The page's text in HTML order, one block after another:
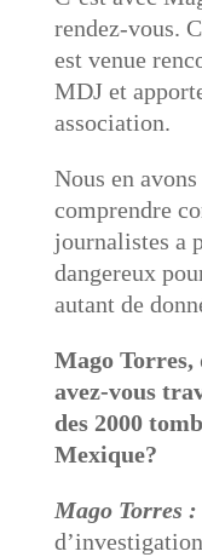
rendez-vous.
est venue
MDJ et
association.
Nous en
comprendre
journalistes a
dangereux
autant de
Mago Torres,
avez-vous
des 2000
Mexique?
Mago Torres :